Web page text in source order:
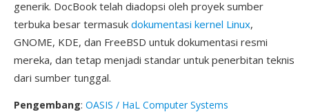
generik. DocBook telah diadopsi oleh proyek sumber
terbuka besar termasuk dokumentasi kernel Linux,
GNOME, KDE, dan FreeBSD untuk dokumentasi resmi
mereka, dan tetap menjadi standar untuk penerbitan teknis
dari sumber tunggal.
Pengembang: OASIS / HaL Computer Systems